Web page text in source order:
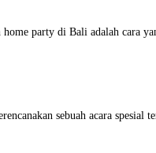
party di Bali adalah cara
sebuah acara spesial